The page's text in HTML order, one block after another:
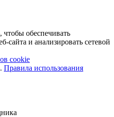
обеспечивать
сайта и анализировать сетевой
cookie
Правила использования